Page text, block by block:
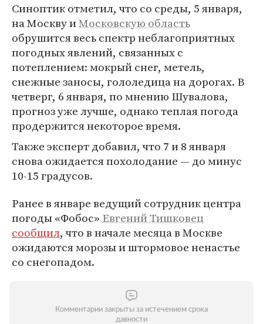
Синоптик отметил, что со среды, 5 января,
на Москву иМосковскую область
обрушится весь спектр неблагоприятных
погодных явлений, связанных с
потеплением: мокрый снег, метель,
снежные заносы, гололедица на дорогах. В
четверг, 6 января, по мнению Шувалова,
прогноз уже лучше, однако теплая погода
продержится некоторое время.
Также эксперт добавил, что 7 и 8 января
снова ожидается похолодание — до минус
10-15 градусов.
Ранее в январе ведущий сотрудник центра
погоды «Фобос» Евгений Тишковец
сообщил, что в начале месяца в Москве
ожидаются морозы и штормовое ненастье
со снегопадом.
Комментарии закрыты за истечением срока
давности